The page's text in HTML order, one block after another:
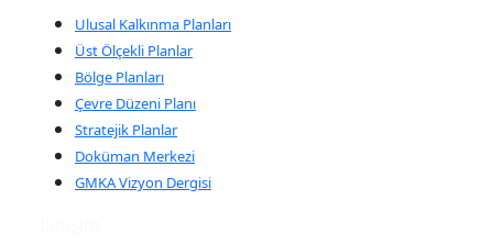
Ulusal Kalkınma Planları
Üst Ölçekli Planlar
Bölge Planları
Çevre Düzeni Planı
Stratejik Planlar
Doküman Merkezi
GMKA Vizyon Dergisi